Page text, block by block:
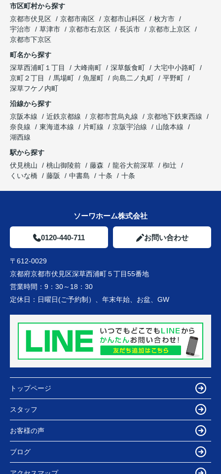
市区町村から探す
京都市伏見区
京都市南区 京都市山科区
枚方市
宇治市
草津市 京都市右京区 長浜市
京都市上京区
京都市下京区
町名から探す
深草西浦町１丁目
大峰南町 深草飯食町
大宅中小路町
京町２丁目
馬場町 魚屋町 向島二ノ丸町
平野町
深草フケノ内町
沿線から探す
京阪本線
近鉄京都線 京都市営烏丸線
京都地下鉄東西線
奈良線
東海道本線 片町線 京阪宇治線
山陰本線
湖西線
駅から探す
伏見桃山
桃山御陵前 藤森 龍谷大前深草
椥辻
くいな橋
藤阪 中書島 十条 十条
ソーワホーム株式会社
0120-440-711 お問い合わせ
〒612-0029
京都府京都市伏見区深草西浦町５丁目55番地
営業時間： 9：30～18：30
定休日： 日曜日(ご予約制）、年末年始、お盆、GW
トップページ
スタッフ
お客様の声
ブログ